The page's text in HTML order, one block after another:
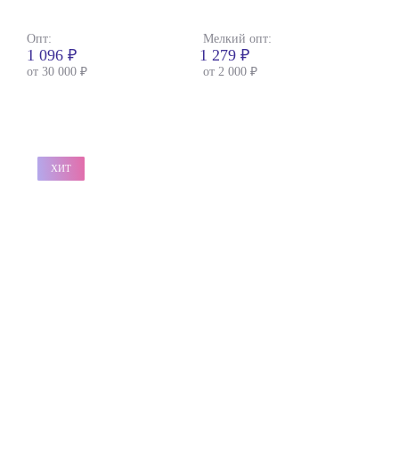
Опт: Мелкий опт:
1 096 ₽ 1 279 ₽
от 30 000 ₽ от 2 000 ₽
ХИТ
ХИТ